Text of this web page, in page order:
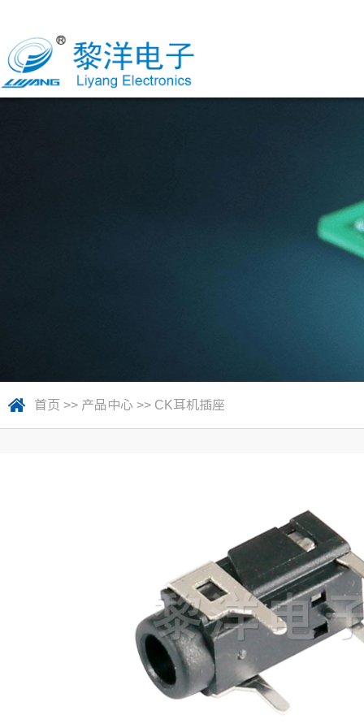
首页 >> 产品中心 >> CK耳机插座